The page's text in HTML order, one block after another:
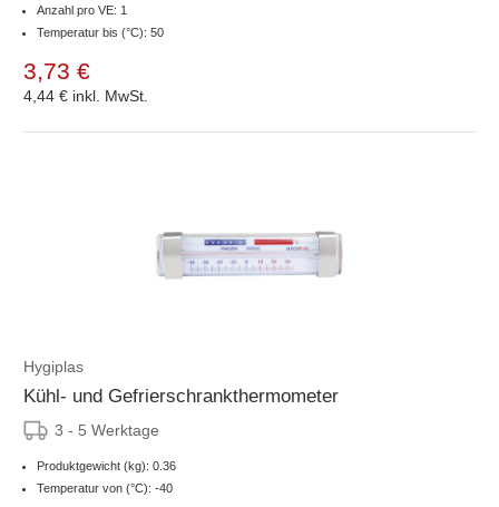
Anzahl pro VE: 1
Temperatur bis (°C): 50
3,73 €
4,44 € inkl. MwSt.
Hygiplas
Kühl- und Gefrierschrankthermometer
3 - 5 Werktage
Produktgewicht (kg): 0.36
Temperatur von (°C): -40